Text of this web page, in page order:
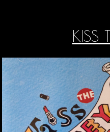
KISS